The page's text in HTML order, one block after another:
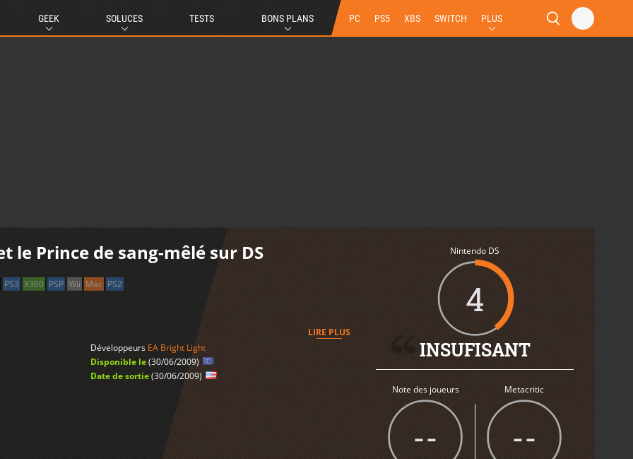
GEEK SOLUCES TESTS BONS PLANS PC PS5 XBS SWITCH PLUS
le Prince de sang-mêlé sur DS
PS3 X360 PSP Wii Mac PS2
LIRE PLUS
Développeurs EA Bright Light
Disponible le(30/06/2009)
Date de sortie(30/06/2009)
Nintendo DS
4
INSUFISANT
Note des joueurs
--
Metacritic
--